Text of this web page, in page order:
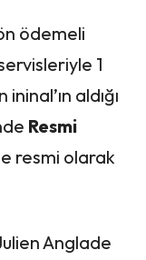
ödemeli
1
aldığı
Resmi
resmi olarak
Anglade